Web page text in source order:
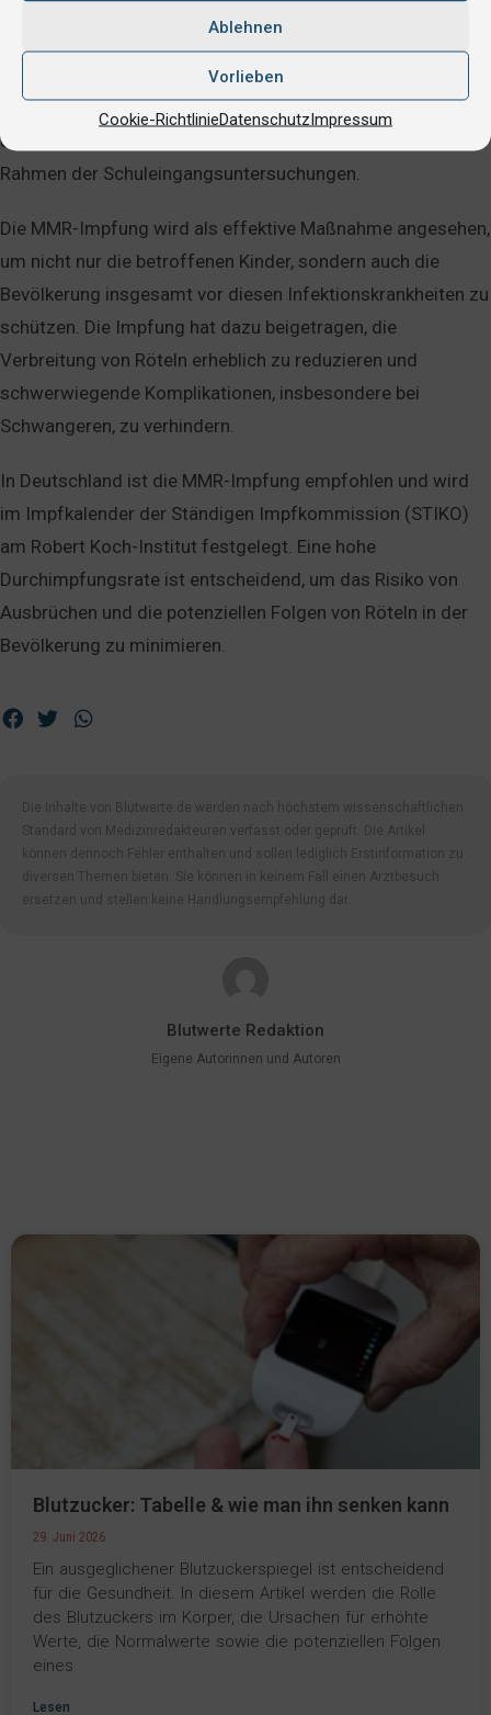
Ablehnen
Vorlieben
Cookie-RichtlinieDatenschutzImpressum
Es gibt eine Impfung gegen Röteln. Die Rötelnimpfung ist
gleichzeitig vor Masern, Mumps und Röteln schützt. Diese
Impfung wird in der Regel im Kindesalter verabreicht,
üblicherweise im Alter von
Rahmen der Schuleingangsuntersuchungen.
Die MMR-Impfung wird als effektive Maßnahme angesehen,
um nicht nur die betroffenen Kinder, sondern auch die
Bevölkerung insgesamt vor diesen Infektionskrankheiten zu
schützen. Die Impfung hat dazu beigetragen, die
Verbreitung von Röteln erheblich zu reduzieren und
schwerwiegende Komplikationen, insbesondere bei
Schwangeren, zu verhindern.
In Deutschland ist die MMR-Impfung empfohlen und wird
im Impfkalender der Ständigen Impfkommission (STIKO)
am Robert Koch-Institut festgelegt. Eine hohe
Durchimpfungsrate ist entscheidend, um das Risiko von
Ausbrüchen und die potenziellen Folgen von Röteln in der
Bevölkerung zu minimieren.
Die Inhalte von Blutwerte.de werden nach höchstem wissenschaftlichen
Standard von Medizinredakteuren verfasst oder geprüft. Die Artikel
können dennoch Fehler enthalten und sollen lediglich Erstinformation zu
diversen Themen bieten. Sie können in keinem Fall einen Arztbesuch
ersetzen und stellen keine Handlungsempfehlung dar.
Blutwerte Redaktion
Eigene Autorinnen und Autoren
Blutzucker: Tabelle & wie man ihn senken kann
29. Juni 2026
Ein ausgeglichener Blutzuckerspiegel ist entscheidend
für die Gesundheit. In diesem Artikel werden die Rolle
des Blutzuckers im Körper, die Ursachen für erhöhte
Werte, die Normalwerte sowie die potenziellen Folgen
eines
Lesen